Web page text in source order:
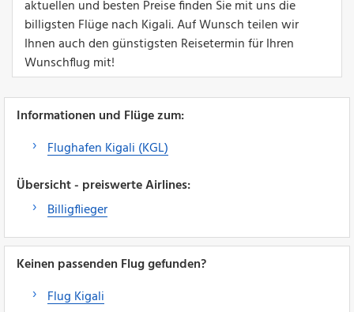
aktuellen und besten Preise finden Sie mit uns die
billigsten Flüge nach Kigali. Auf Wunsch teilen wir
Ihnen auch den günstigsten Reisetermin für Ihren
Wunschflug mit!
Informationen und Flüge zum:
Flughafen Kigali (KGL)
Übersicht - preiswerte Airlines:
Billigflieger
Keinen passenden Flug gefunden?
Flug Kigali